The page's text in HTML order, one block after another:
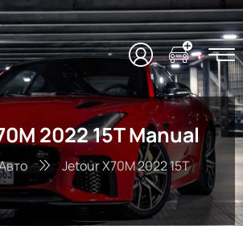
2022 15T Manual
Jetour X70M 2022 15T